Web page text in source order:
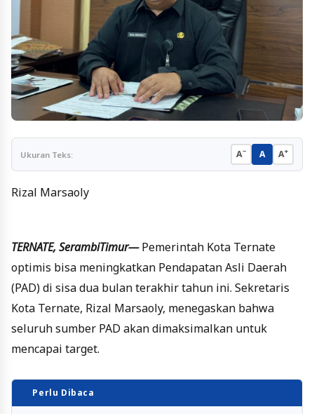
Ukuran Teks: A− A A+
Rizal Marsaoly
TERNATE, SerambiTimur— Pemerintah Kota Ternate
optimis bisa meningkatkan Pendapatan Asli Daerah
(PAD) di sisa dua bulan terakhir tahun ini. Sekretaris
Kota Ternate, Rizal Marsaoly, menegaskan bahwa
seluruh sumber PAD akan dimaksimalkan untuk
mencapai target.
Perlu Dibaca